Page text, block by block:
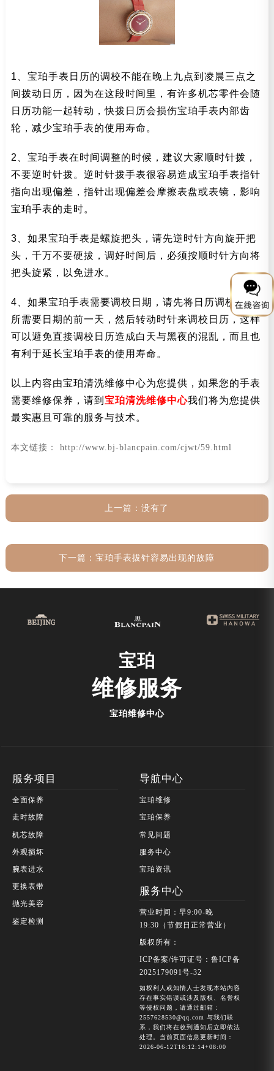
1、宝珀手表日历的调校不能在晚上九点到凌晨三点之
间拨动日历，因为在这段时间里，有许多机芯零件会随
日历功能一起转动，快拨日历会损伤宝珀手表内部齿
轮，减少宝珀手表的使用寿命。
2、宝珀手表在时间调整的时候，建议大家顺时针拨，
不要逆时针拨。逆时针拨手表很容易造成宝珀手表指针
指向出现偏差，指针出现偏差会摩擦表盘或表镜，影响
宝珀手表的走时。
3、如果宝珀手表是螺旋把头，请先逆时针方向旋开把
头，千万不要硬拔，调好时间后，必须按顺时针方向将
把头旋紧，以免进水。
4、如果宝珀手表需要调校日期，请先将日历调校到您
所需要日期的前一天，然后转动时针来调校日历，这样
可以避免直接调校日历造成白天与黑夜的混乱，而且也
有利于延长宝珀手表的使用寿命。
以上内容由宝珀清洗维修中心为您提供，如果您的手表
需要维修保养，请到 宝珀清洗维修中心我们将为您提供
最实惠且可靠的服务与技术。
本文链接： http://www.bj-blancpain.com/cjwt/59.html
上一篇：没有了
下一篇：宝珀手表拔针容易出现的故障
宝珀
维修服务
宝珀维修中心
服务项目
全面保养
走时故障
机芯故障
外观损坏
腕表进水
更换表带
抛光美容
鉴定检测
导航中心
宝珀维修
宝珀保养
常见问题
服务中心
宝珀资讯
服务中心
营业时间：早9:00-晚
19:30（节假日正常营业）
版权所有：
ICP备案/许可证号：鲁ICP备
2025179091号-32
如权利人或知情人士发现本站内容
存在事实错误或涉及版权、名誉权
等侵权问题，请通过邮箱：
2557628530@qq.com 与我们联
系，我们将在收到通知后立即依法
处理。当前页面信息更新时间：
2026-06-12T16:12:14+08:00